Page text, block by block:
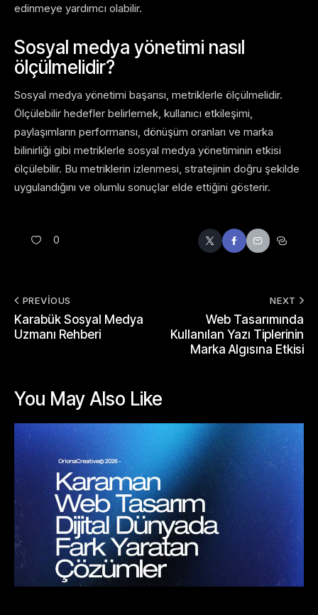
edinmeye yardımcı olabilir.
Sosyal medya yönetimi nasıl
ölçülmelidir?
Sosyal medya yönetimi başarısı, metriklerle ölçülmelidir.
Ölçülebilir hedefler belirlemek, kullanıcı etkileşimi,
paylaşımların performansı, dönüşüm oranları ve marka
bilinirliği gibi metriklerle sosyal medya yönetiminin etkisi
ölçülebilir. Bu metriklerin izlenmesi, stratejinin doğru şekilde
uygulandığını ve olumlu sonuçlar elde ettiğini gösterir.
0
PREVIOUS
Karabük Sosyal Medya
Uzmanı Rehberi
NEXT
Web Tasarımında
Kullanılan Yazı Tiplerinin
Marka Algısına Etkisi
You May Also Like